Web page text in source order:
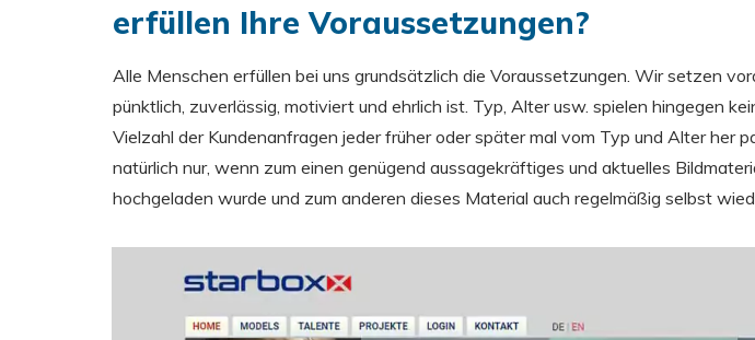
erfüllen Ihre Voraussetzungen?
Alle Menschen erfüllen bei uns grundsätzlich die Voraussetzungen. Wir setzen
pünktlich, zuverlässig, motiviert und ehrlich ist. Typ, Alter usw. spielen hingegen
Vielzahl der Kundenanfragen jeder früher oder später mal vom Typ und Alter her
natürlich nur, wenn zum einen genügend aussagekräftiges und aktuelles
hochgeladen wurde und zum anderen dieses Material auch regelmäßig selbst